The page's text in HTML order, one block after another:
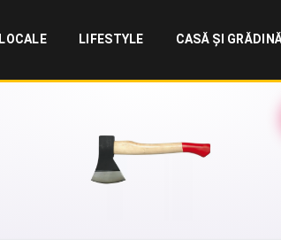
LOCALE LIFESTYLE CASĂ ȘI